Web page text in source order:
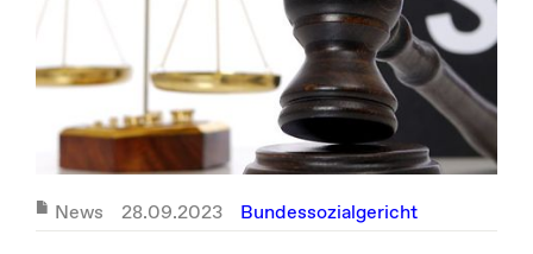
News 28.09.2023 Bundessozialgericht